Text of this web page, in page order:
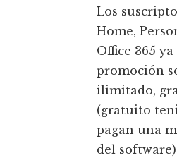
Los
Home,
Office 365
promoción
ilimitado,
(gratuito
pagan una
del